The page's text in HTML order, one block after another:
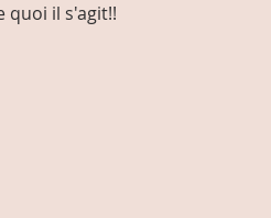
quoi il s'agit!!